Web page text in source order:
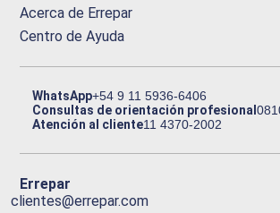
Acerca de Errepar
Centro de Ayuda
WhatsApp+54 9 11 5936-6406
Consultas de orientación profesional
Atención al cliente11 4370-2002
Errepar
clientes@errepar.com